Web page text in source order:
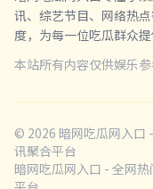
讯、综艺节目、网络热
度，为每一位吃瓜群众提
本站所有内容仅供娱乐
© 2026 暗网吃瓜网入口
讯聚合平台
暗网吃瓜网入口 - 全网